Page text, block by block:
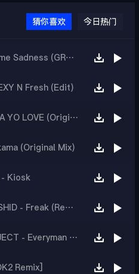
猜你喜欢 今日热门
【韩风弹跳】Summertime Sadness (GROZ Remix)
N Fresh (Edit)
【韩风弹跳】FoXHaN - A YO LOVE (Original Mix)
(Original Mix)
- Kiosk
【韩风弹跳】9INE6IX ASHID - Freak (Remix)
【韩风弹跳】XTC PROJECT - Everyman ( Original Mix )
Remix]